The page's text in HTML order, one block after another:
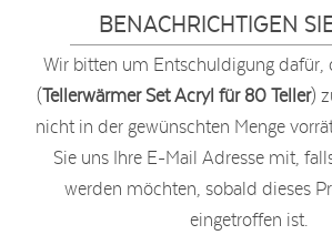
BENACHRICHTIGEN
Wir bitten um Entschuldigung dafür,
(Tellerwärmer Set Acryl für 80 Teller)
nicht in der gewünschten Menge
Sie uns Ihre E-Mail Adresse mit,
werden möchten, sobald dieses
eingetroffen ist.